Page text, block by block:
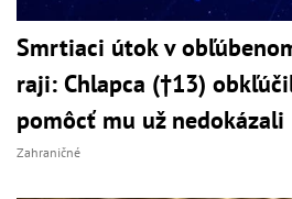
Smrtiaci útok v
raji: Chlapca (†13)
pomôcť mu už nedokázali
Zahraničné